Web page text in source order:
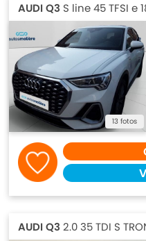
AUDI Q3 S line 45 TFSI e
13 fotos
AUDI Q3 2.0 35 TDI S